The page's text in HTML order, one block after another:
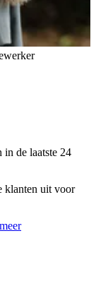
in de laatste 24
klanten uit voor